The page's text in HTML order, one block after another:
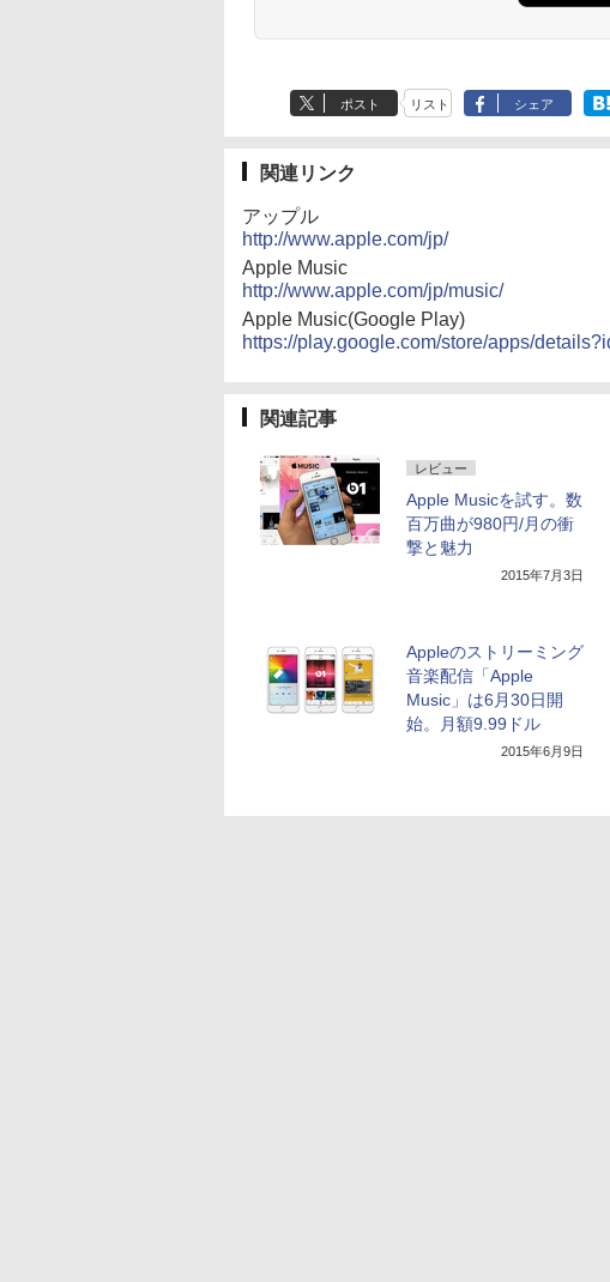
ポスト リスト シェア
関連リンク
アップル
http://www.apple.com/jp/
Apple Music
http://www.apple.com/jp/music/
Apple Music(Google Play)
https://play.google.com/store/apps/
関連記事
レビュー
Apple Musicを試す。数
百万曲が980円/月の衝
撃と魅力
2015年7月3日
Appleのストリーミング
音楽配信「Apple
Music」は6月30日開
始。月額9.99ドル
2015年6月9日